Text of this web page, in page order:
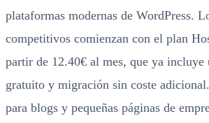
plataformas modernas de WordPress.
competitivos comienzan con el plan
partir de 12.40€ al mes, que ya
gratuito y migración sin coste
para blogs y pequeñas páginas de